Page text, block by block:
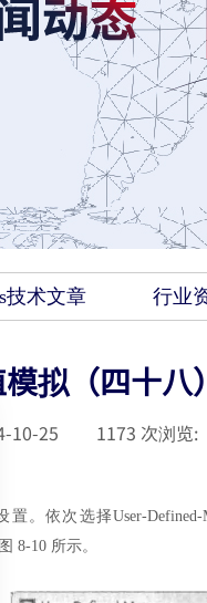
技术文章 行业
拟（四十
10-25 1173 次浏览:
置。依次选择User-
8-10 所示。